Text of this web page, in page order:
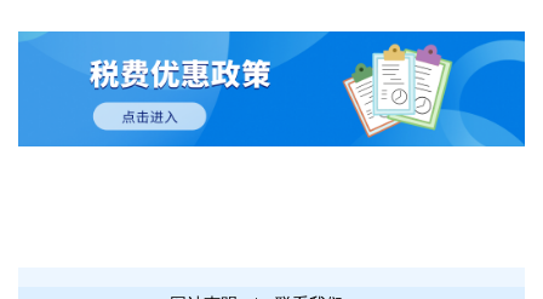
新。 全国政协委员、全国工商联常委、月星集
团董事局主席丁佐宏表示，政府工作报告再次释放
了提振消费的积极信号，其中增加超长期特别国债
专项支持消费品以旧换新，通过降低居民换新成本